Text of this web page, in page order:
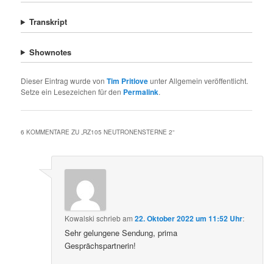
Transkript
Shownotes
Dieser Eintrag wurde vonTim Pritloveunter Allgemein veröffentlicht.
Setze ein Lesezeichen für den Permalink.
6 KOMMENTARE ZU „ RZ105 NEUTRONENSTERNE 2“
Kowalski schriebam22. Oktober 2022 um 11:52 Uhr:
Sehr gelungene Sendung, prima
Gesprächspartnerin!